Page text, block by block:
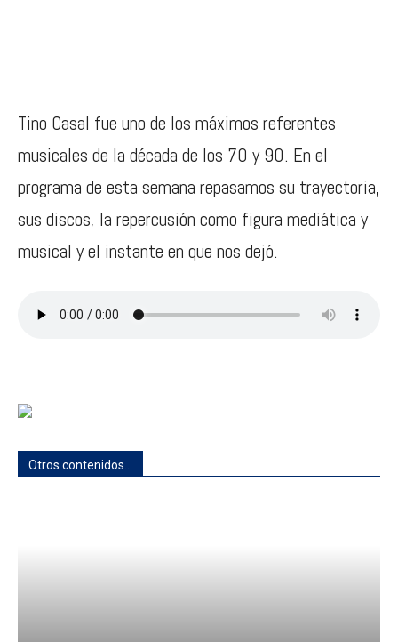
Tino Casal fue uno de los máximos referentes
musicales de la década de los 70 y 90. En el
programa de esta semana repasamos su trayectoria,
sus discos, la repercusión como figura mediática y
musical y el instante en que nos dejó.
Otros contenidos...